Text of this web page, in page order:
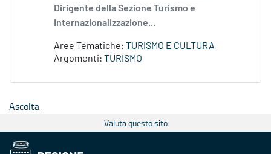
Dirigente della Sezione Turismo e
Internazionalizzazione...
Aree Tematiche: TURISMO E CULTURA
Argomenti: TURISMO
Ascolta
Valuta questo sito